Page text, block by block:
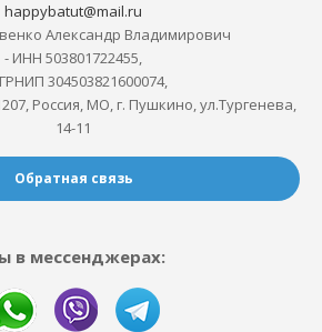
happybatut@mail.ru
Александр Владимирович
- ИНН 503801722455,
304503821600074,
Россия, МО, г. Пушкино, ул.Тургенева,
14-11
Обратная связь
в мессенджерах: